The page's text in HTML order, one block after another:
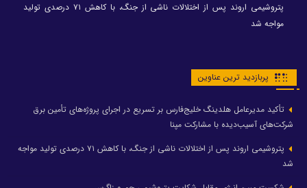
پتروشیمی اروند پس از اختلالات ناشی از جنگ، با کاهش ۷۱ درصدی تولید
مواجه شد
پربازدید ترین عناوین
تأکید مدیرعامل هلدینگ خلیج‌فارس بر تسریع در اجرای پروژه‌های تأمین برق
شرکت‌های آسیب‌دیده با مشارکت مپنا
پتروشیمی اروند پس از اختلالات ناشی از جنگ، با کاهش ۷۱ درصدی تولید مواجه
شد